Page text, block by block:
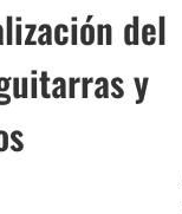
del
y